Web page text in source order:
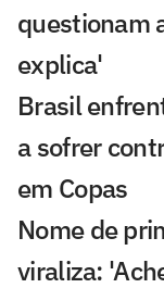
questionam
explica'
Brasil
a sofrer
em Copas
Nome de
viraliza: